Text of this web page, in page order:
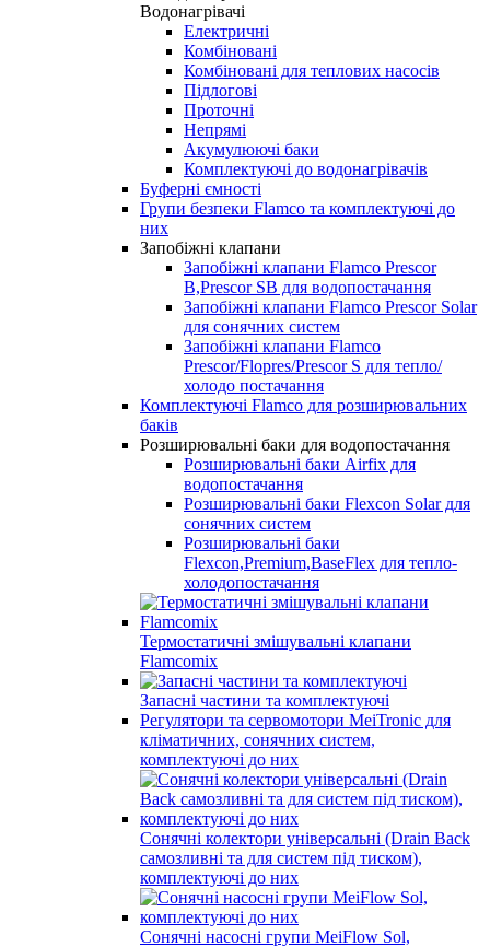
Водонагрівачі
Електричні
Комбіновані
Комбіновані для теплових насосів
Підлогові
Проточні
Непрямі
Акумулюючі баки
Комплектуючі до водонагрівачів
Буферні ємності
Групи безпеки Flamco та комплектуючі до
них
Запобіжні клапани
Запобіжні клапани Flamco Prescor
B,Prescor SB для водопостачання
Запобіжні клапани Flamco Prescor Solar
для сонячних систем
Запобіжні клапани Flamco
Prescor/Flopres/Prescor S для тепло/
холодо постачання
Комплектуючі Flamco для розширювальних
баків
Розширювальні баки для водопостачання
Розширювальні баки Airfix для
водопостачання
Розширювальні баки Flexcon Solar для
сонячних систем
Розширювальні баки
Flexcon,Premium,BaseFlex для тепло-
холодопостачання
Термостатичні змішувальні клапани
Flamcomix
Запасні частини та комплектуючі
Регулятори та сервомотори MeiTronic для
кліматичних, сонячних систем,
комплектуючі до них
Сонячні колектори універсальні (Drain Back
самозливні та для систем під тиском),
комплектуючі до них
Сонячні насосні групи MeiFlow Sol,